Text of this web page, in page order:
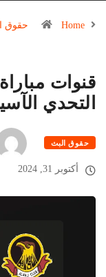
Home حقوق
قنوات
التحدي الآسيوي
حقوق البث
أكتوبر 31, 2024